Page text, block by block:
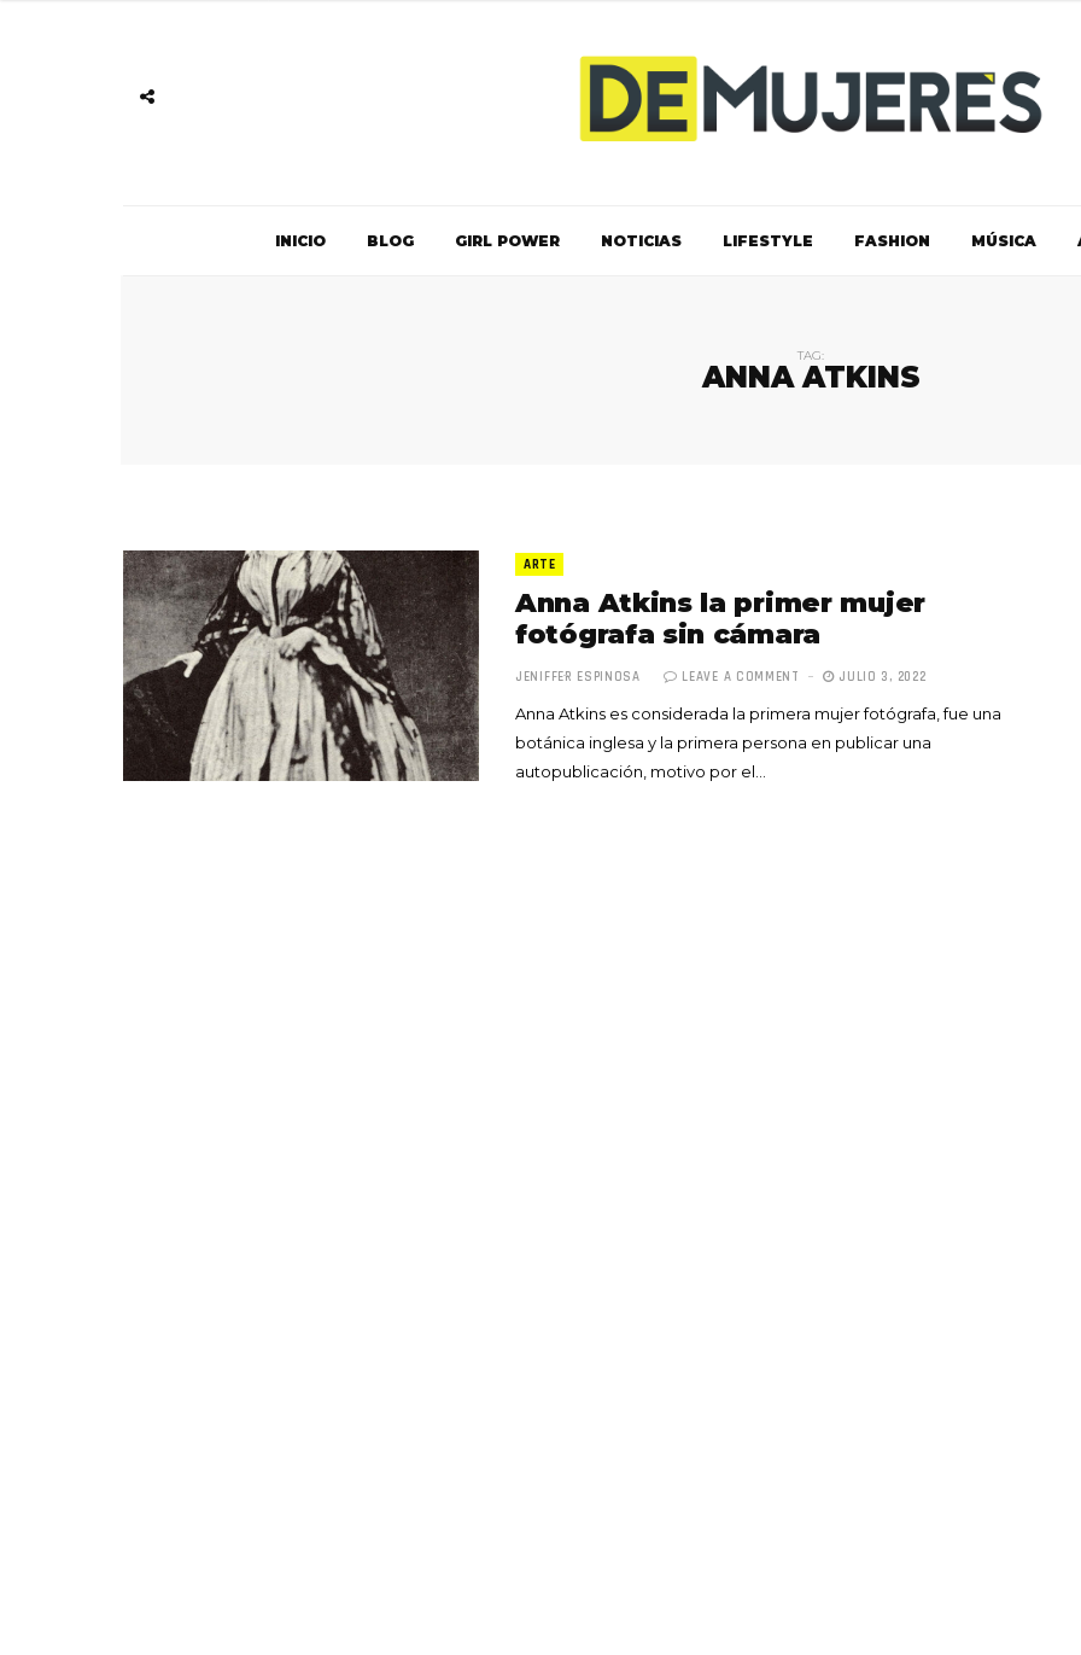
INICIO BLOG GIRL POWER NOTICIAS LIFESTYLE FASHION MÚSICA
TAG:
ANNA ATKINS
ARTE
Anna Atkins la primer mujer
fotógrafa sin cámara
JENIFFER ESPINOSA LEAVE A COMMENT JULIO 3, 2022
Anna Atkins es considerada la primera mujer fotógrafa, fue una
botánica inglesa y la primera persona en publicar una
autopublicación, motivo por el…
Totó la Momposina: el